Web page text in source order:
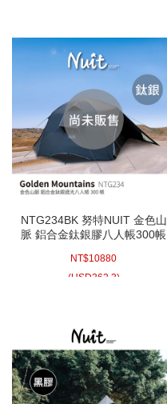
營繩
D環S扣、磁鐵掛勾、帆布夾
營槌、拔釘器
營柱-180~240間
營釘
防蚊蟲
裝備袋-炊具
NTG234BK 努特NUIT 金色山
脈 鋁合金鈦銀膠八人帳300帳
棚 家庭帳篷
NT$10880
(USD362.3)